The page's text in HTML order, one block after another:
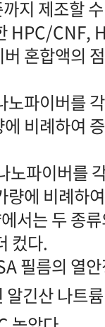
지 제조할
HPC/CNF,
혼합액의
파이버를
비례하여
노파이버를
에 비례하
서는 두 종
컸다.
필름의 열
알긴산 나트